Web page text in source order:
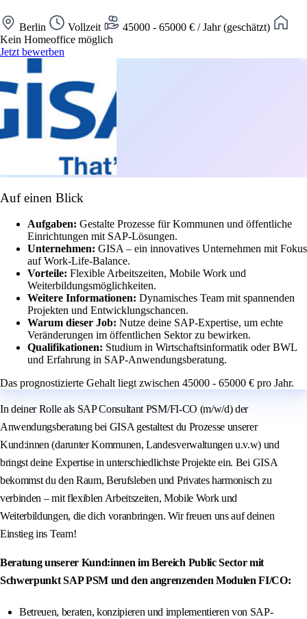
Berlin Vollzeit
45000 - 65000 € / Jahr (geschätzt)
Kein Homeoffice möglich
Jetzt bewerben
Auf einen Blick
Aufgaben: Gestalte Prozesse für Kommunen und öffentliche
Einrichtungen mit SAP-Lösungen.
Unternehmen: GISA – ein innovatives Unternehmen mit Fokus
auf Work-Life-Balance.
Vorteile: Flexible Arbeitszeiten, Mobile Work und
Weiterbildungsmöglichkeiten.
Weitere Informationen: Dynamisches Team mit spannenden
Projekten und Entwicklungschancen.
Warum dieser Job: Nutze deine SAP-Expertise, um echte
Veränderungen im öffentlichen Sektor zu bewirken.
Qualifikationen: Studium in Wirtschaftsinformatik oder BWL
und Erfahrung in SAP-Anwendungsberatung.
Das prognostizierte Gehalt liegt zwischen 45000 - 65000 € pro Jahr.
In deiner Rolle als SAP Consultant PSM/FI-CO (m/w/d) der
Anwendungsberatung bei GISA gestaltest du Prozesse unserer
Kund:innen (darunter Kommunen, Landesverwaltungen u.v.w) und
bringst deine Expertise in unterschiedlichste Projekte ein. Bei GISA
bekommst du den Raum, Berufsleben und Privates harmonisch zu
verbinden – mit flexiblen Arbeitszeiten, Mobile Work und
Weiterbildungen, die dich voranbringen. Wir freuen uns auf deinen
Einstieg ins Team!
Beratung unserer Kund:innen im Bereich Public Sector mit
Schwerpunkt SAP PSM und den angrenzenden Modulen FI/CO:
Betreuen, beraten, konzipieren und implementieren von SAP-